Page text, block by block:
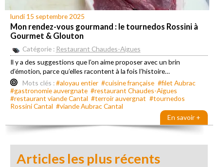
lundi 15 septembre 2025
Mon rendez-vous gourmand : le tournedos Rossini à
Gourmet & Glouton
Catégorie : Restaurant Chaudes-Aigues
Il y a des suggestions que l’on aime proposer avec un brin
d’émotion, parce qu’elles racontent à la fois l’histoire…
Mots clés :#aloyau entier #cuisine française #filet Aubrac
#gastronomie auvergnate #restaurant Chaudes-Aigues
#restaurant viande Cantal #terroir auvergnat #tournedos
Rossini Cantal #viande Aubrac Cantal
En savoir +
Articles les plus récents